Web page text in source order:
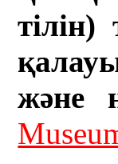
тілін)
және